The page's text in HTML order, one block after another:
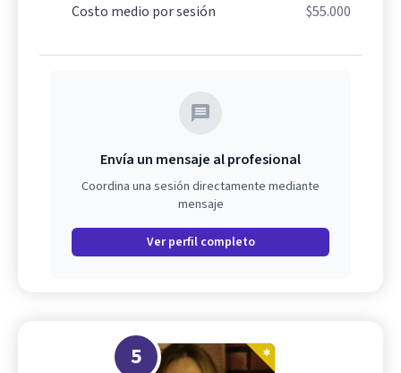
Costo medio por sesión
$55.000
Envía un mensaje al profesional
Coordina una sesión directamente mediante
mensaje
Ver perfil completo
5